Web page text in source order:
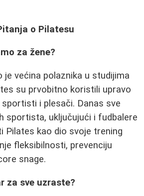
o Pilatesu
za žene?
je većina polaznika u studijima
su prvobitno koristili upravo
i plesači. Danas sve
sportista, uključujući i fudbalere
Pilates kao dio svoje trening
fleksibilnosti, prevenciju
snage.
za sve uzraste?